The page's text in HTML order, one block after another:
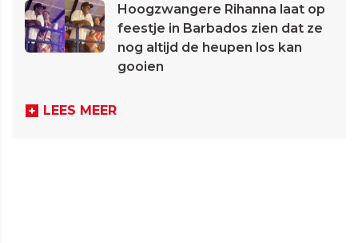
Hoogzwangere Rihanna laat op
feestje in Barbados zien dat ze
nog altijd de heupen los kan
gooien
LEES MEER